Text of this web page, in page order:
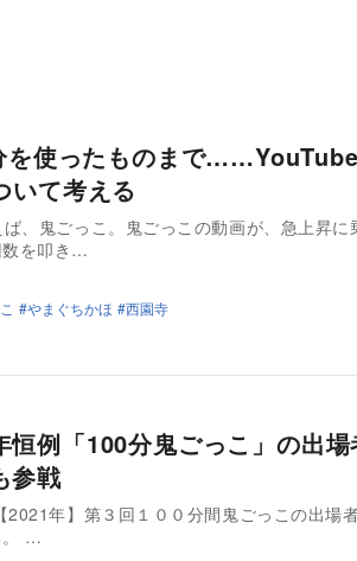
を使ったものまで
いて考える
、鬼ごっこ。鬼ごっこの動画が、急上昇に
数を叩き…
やまぐちかほ 西園寺
例「100分鬼ごっこ」の出場
参戦
年】第３回１００分間鬼ごっこの出場
。 …